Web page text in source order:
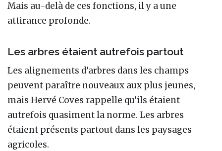
Mais au-delà de ces fonctions, il y a une
attirance profonde.
Les arbres étaient autrefois partout
Les alignements d’arbres dans les champs
peuvent paraître nouveaux aux plus jeunes,
mais Hervé Coves rappelle qu’ils étaient
autrefois quasiment la norme. Les arbres
étaient présents partout dans les paysages
agricoles.